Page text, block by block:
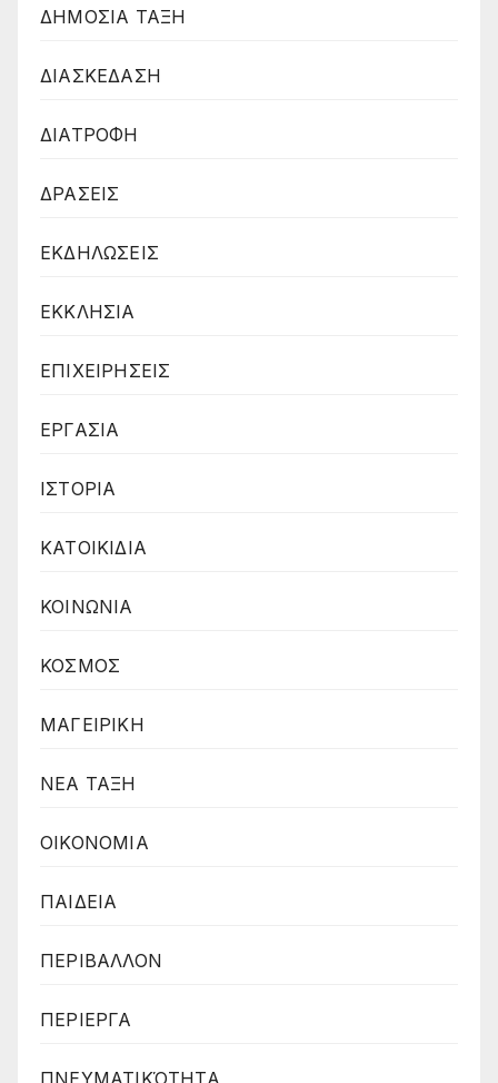
ΔΗΜΟΣΙΑ ΤΑΞΗ
ΔΙΑΣΚΕΔΑΣΗ
ΔΙΑΤΡΟΦΗ
ΔΡΑΣΕΙΣ
ΕΚΔΗΛΩΣΕΙΣ
ΕΚΚΛΗΣΙΑ
ΕΠΙΧΕΙΡΗΣΕΙΣ
ΕΡΓΑΣΙΑ
ΙΣΤΟΡΙΑ
ΚΑΤΟΙΚΙΔΙΑ
ΚΟΙΝΩΝΙΑ
ΚΟΣΜΟΣ
ΜΑΓΕΙΡΙΚΗ
ΝΕΑ ΤΑΞΗ
ΟΙΚΟΝΟΜΙΑ
ΠΑΙΔΕΙΑ
ΠΕΡΙΒΑΛΛΟΝ
ΠΕΡΙΕΡΓΑ
ΠΝΕΥΜΑΤΙΚΌΤΗΤΑ